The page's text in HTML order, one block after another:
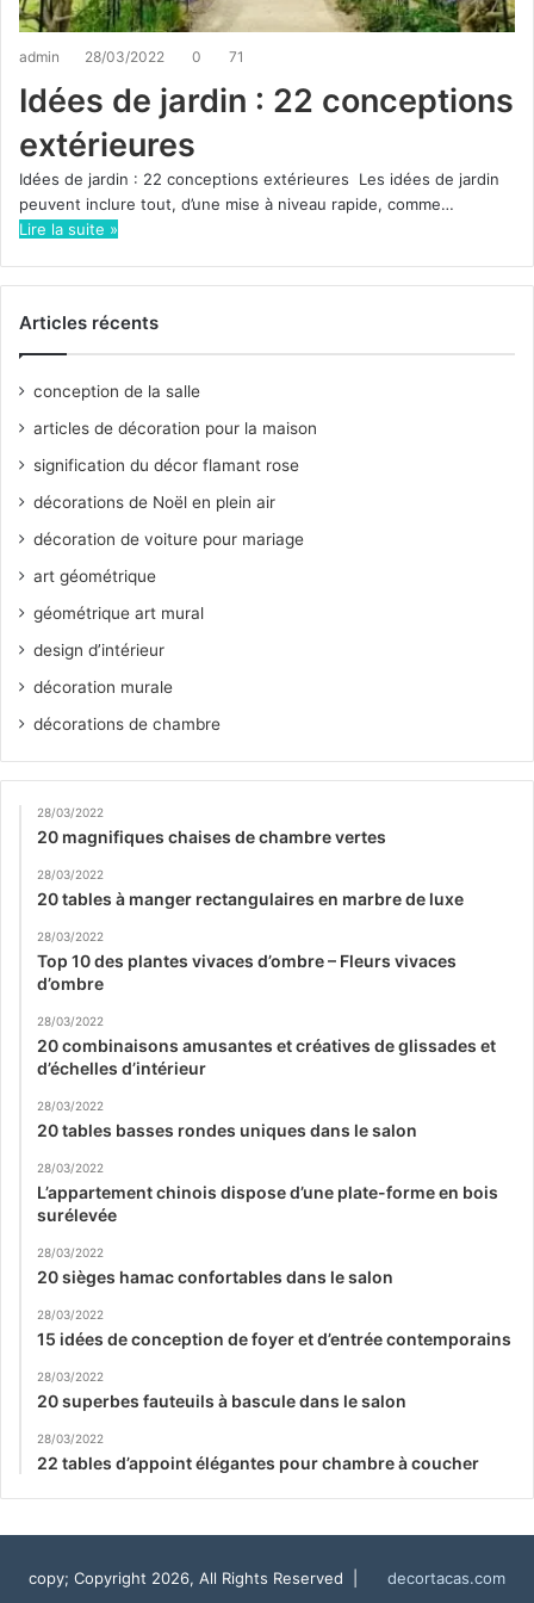
admin 28/03/2022 0 71
Idées de jardin : 22 conceptions
extérieures
Idées de jardin : 22 conceptions extérieures Les idées de jardin
peuvent inclure tout, d’une mise à niveau rapide, comme…
Lire la suite »
Articles récents
conception de la salle
articles de décoration pour la maison
signification du décor flamant rose
décorations de Noël en plein air
décoration de voiture pour mariage
art géométrique
géométrique art mural
design d’intérieur
décoration murale
décorations de chambre
28/03/2022
20 magnifiques chaises de chambre vertes
28/03/2022
20 tables à manger rectangulaires en marbre de luxe
28/03/2022
Top 10 des plantes vivaces d’ombre – Fleurs vivaces
d’ombre
28/03/2022
20 combinaisons amusantes et créatives de glissades et
d’échelles d’intérieur
28/03/2022
20 tables basses rondes uniques dans le salon
28/03/2022
L’appartement chinois dispose d’une plate-forme en bois
surélevée
28/03/2022
20 sièges hamac confortables dans le salon
28/03/2022
15 idées de conception de foyer et d’entrée contemporains
28/03/2022
20 superbes fauteuils à bascule dans le salon
28/03/2022
22 tables d’appoint élégantes pour chambre à coucher
copy; Copyright 2026, All Rights Reserved | decortacas.com